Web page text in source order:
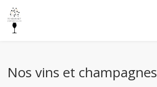
Nos vins et champagnes